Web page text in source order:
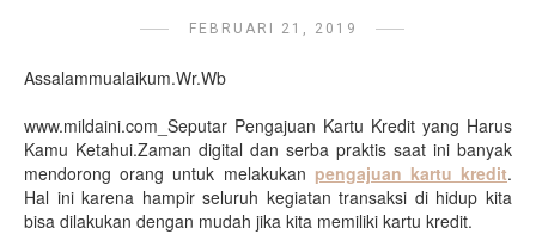
FEBRUARI 21, 2019
Assalammualaikum.Wr.Wb
www.mildaini.com_Seputar Pengajuan Kartu Kredit yang Harus
Kamu Ketahui.Zaman digital dan serba praktis saat ini banyak
mendorong orang untuk melakukan pengajuan kartu kredit.
Hal ini karena hampir seluruh kegiatan transaksi di hidup kita
bisa dilakukan dengan mudah jika kita memiliki kartu kredit.